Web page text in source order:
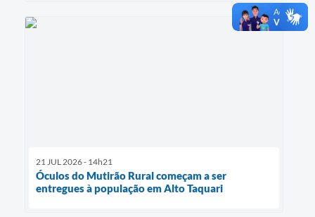
21 JUL 2026 - 14h21
Óculos do Mutirão Rural começam a ser
entregues à população em Alto Taquari